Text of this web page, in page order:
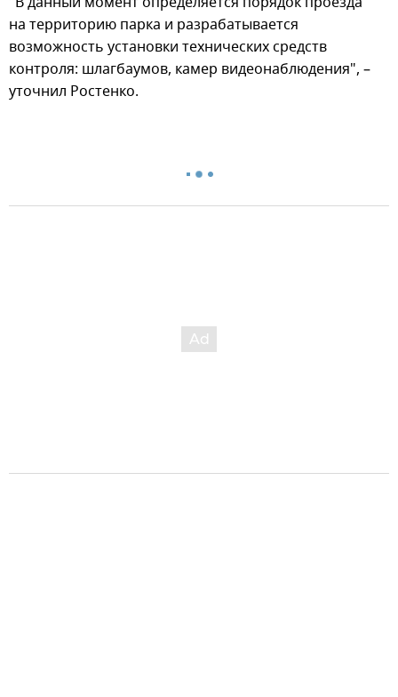
на территорию парка и разрабатывается
возможность установки технических средств
контроля: шлагбаумов, камер видеонаблюдения", –
уточнил Ростенко.